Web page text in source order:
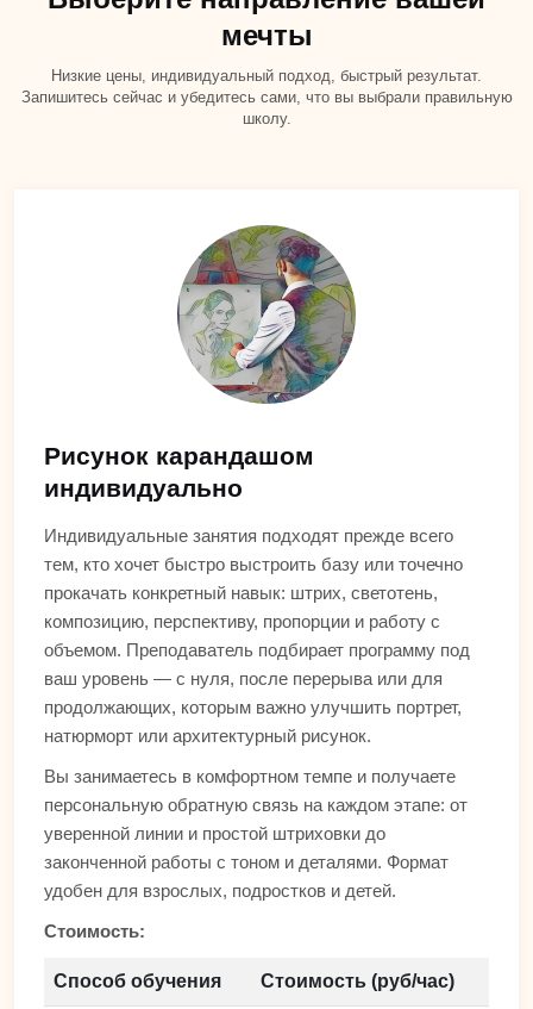
мечты
Низкие цены, индивидуальный подход, быстрый результат.
Запишитесь сейчас и убедитесь сами, что вы выбрали правильную
школу.
Рисунок карандашом
индивидуально
Индивидуальные занятия подходят прежде всего
тем, кто хочет быстро выстроить базу или точечно
прокачать конкретный навык: штрих, светотень,
композицию, перспективу, пропорции и работу с
объемом. Преподаватель подбирает программу под
ваш уровень — с нуля, после перерыва или для
продолжающих, которым важно улучшить портрет,
натюрморт или архитектурный рисунок.
Вы занимаетесь в комфортном темпе и получаете
персональную обратную связь на каждом этапе: от
уверенной линии и простой штриховки до
законченной работы с тоном и деталями. Формат
удобен для взрослых, подростков и детей.
Стоимость:
Способ обучения Стоимость (руб/час)